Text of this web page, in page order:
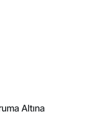
Altına